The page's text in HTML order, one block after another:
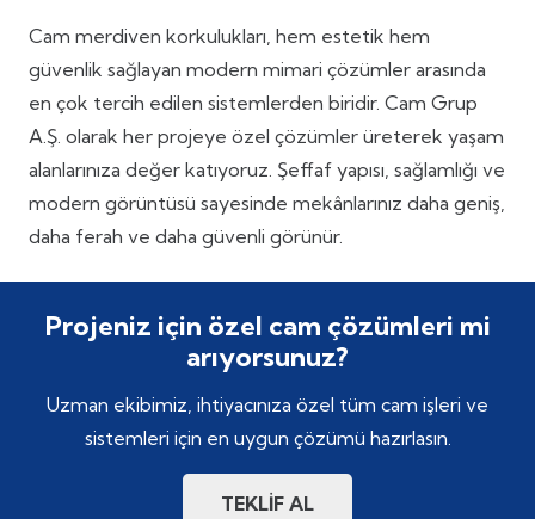
Cam merdiven korkulukları, hem estetik hem
güvenlik sağlayan modern mimari çözümler arasında
en çok tercih edilen sistemlerden biridir. Cam Grup
A.Ş. olarak her projeye özel çözümler üreterek yaşam
alanlarınıza değer katıyoruz. Şeffaf yapısı, sağlamlığı ve
modern görüntüsü sayesinde mekânlarınız daha geniş,
daha ferah ve daha güvenli görünür.
Projeniz için özel cam çözümleri mi
arıyorsunuz?
Uzman ekibimiz, ihtiyacınıza özel tüm cam işleri ve
sistemleri için en uygun çözümü hazırlasın.
TEKLİF AL